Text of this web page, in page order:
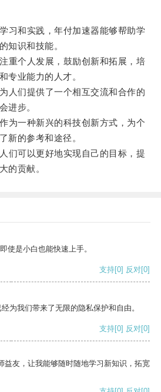
和实践，年付加速器能够帮助学
知识和技能。
个人发展，鼓励创新和拓展，培
专业能力的人才。
们提供了一个相互交流和合作的
进步。
一种新兴的科技创新方式，为个
新的参考和途径。
可以更好地实现自己的目标，提
的贡献。
使是小白也能快速上手。
支持[0] 反对[0]
为我们带来了无限的隐私保护和自由。
支持[0] 反对[0]
益友，让我能够随时随地学习新知识，拓宽